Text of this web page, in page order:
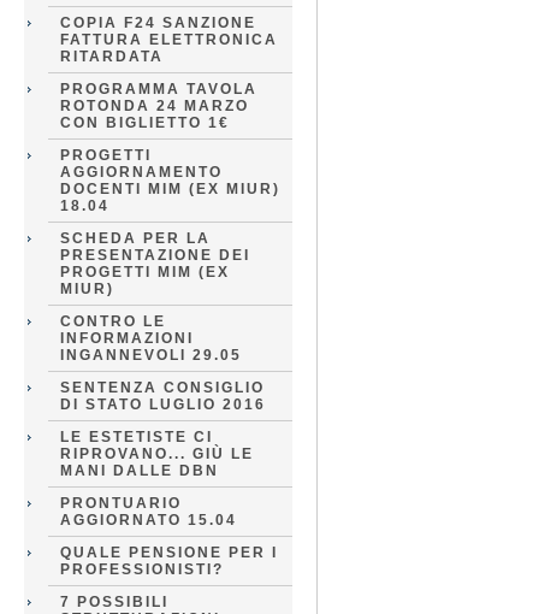
COPIA F24 SANZIONE
FATTURA ELETTRONICA
RITARDATA
PROGRAMMA TAVOLA
ROTONDA 24 MARZO
CON BIGLIETTO 1€
PROGETTI
AGGIORNAMENTO
DOCENTI MIM (EX MIUR)
18.04
SCHEDA PER LA
PRESENTAZIONE DEI
PROGETTI MIM (EX
MIUR)
CONTRO LE
INFORMAZIONI
INGANNEVOLI 29.05
SENTENZA CONSIGLIO
DI STATO LUGLIO 2016
LE ESTETISTE CI
RIPROVANO... GIÙ LE
MANI DALLE DBN
PRONTUARIO
AGGIORNATO 15.04
QUALE PENSIONE PER I
PROFESSIONISTI?
7 POSSIBILI